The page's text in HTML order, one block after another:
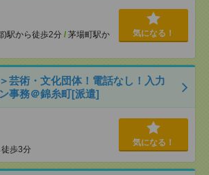
)駅から徒歩2分 / 茅場町駅か
気になる！
芸術・文化団体！電話なし！入力
事務＠錦糸町[派遣]
歩3分
気になる！